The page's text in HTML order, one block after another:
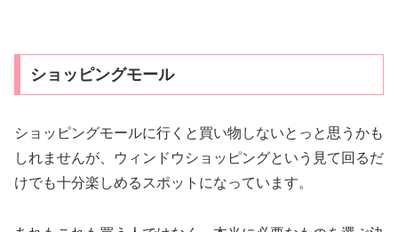
ショッピングモール
ショッピングモールに行くと買い物しないとっと思うかも
しれませんが、ウィンドウショッピングという見て回るだ
けでも十分楽しめるスポットになっています。